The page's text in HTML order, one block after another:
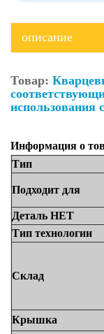
описание
Товар:
использования
Информация о
Тип
Подходит для
Деталь НЕТ
Тип технологии
Склад
Крышка